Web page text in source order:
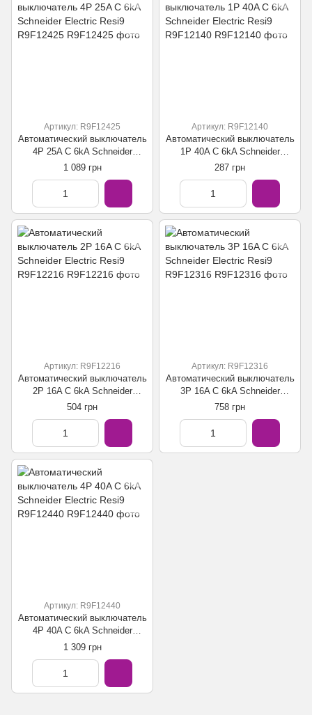
Артикул: R9F12425
Автоматический выключатель
4P 25A C 6kA Schneider
Electric Resi9 R9F12425
1 089 грн
Артикул: R9F12140
Автоматический выключатель
1P 40A C 6kA Schneider
Electric Resi9 R9F12140
287 грн
Артикул: R9F12216
Автоматический выключатель
2P 16A C 6kA Schneider
Electric Resi9 R9F12216
504 грн
Артикул: R9F12316
Автоматический выключатель
3P 16A C 6kA Schneider
Electric Resi9 R9F12316
758 грн
Артикул: R9F12440
Автоматический выключатель
4P 40A C 6kA Schneider
Electric Resi9 R9F12440
1 309 грн